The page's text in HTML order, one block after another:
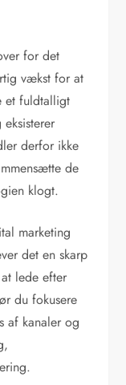
for det
vækst for at
et fuldtalligt
derfor ikke
de
klogt.
marketing
det en skarp
lede efter
du fokusere
af kanaler og